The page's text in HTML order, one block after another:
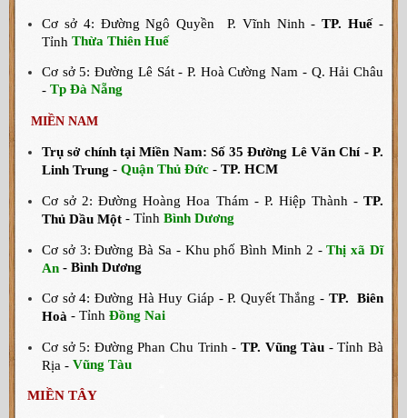
Cơ sở 4: Đường Ngô Quyền P. Vĩnh Ninh -TP. Huế-
Tỉnh Thừa Thiên Huế
Cơ sở 5: Đường Lê Sát - P. Hoà Cường Nam - Q. Hải Châu
- Tp Đà Nẵng
MIỀN NAM
Trụ sở chính tại Miền Nam: Số 35 Đường Lê Văn Chí - P.
Linh Trung - Quận Thủ Đức - TP. HCM
Cơ sở 2: Đường Hoàng Hoa Thám - P. Hiệp Thành - TP.
Thủ Dầu Một - Tỉnh Bình Dương
Cơ sở 3: Đường Bà Sa - Khu phố Bình Minh 2 -Thị xã Dĩ
An - Bình Dương
Cơ sở 4: Đường Hà Huy Giáp - P. Quyết Thắng - TP. Biên
Hoà - Tỉnh Đồng Nai
Cơ sở 5: Đường Phan Chu Trinh - TP. Vũng Tàu - Tỉnh Bà
Rịa - Vũng Tàu
MIỀN TÂY